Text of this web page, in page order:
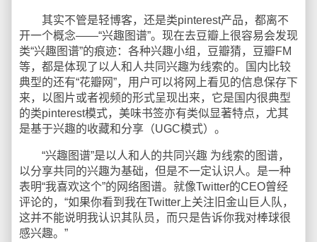
其实不管是轻博客，还是类pinterest产品，都离不
开一个概念——“兴趣图谱”。现在去豆瓣上很容易会发现
类“兴趣图谱”的痕迹：各种兴趣小组，豆瓣猜，豆瓣FM
等，都是体现了以人和人共同兴趣为线索的。国内比较
典型的还有“花瓣网”，用户可以将网上看见的信息保存下
来，以图片或者视频的形式呈现出来，它是国内很典型
的类pinterest模式，美味书签亦有类似显著特点，尤其
是基于兴趣的收藏和分享（UGC模式）。
“兴趣图谱”是以人和人的共同兴趣 为线索的图谱，
以分享共同的兴趣为基础，但是不一定认识人。是一种
表明“我喜欢这个”的网络图谱。就像Twitter的CEO曾经
评论的，“如果你看到我在Twitter上关注旧金山巨人队，
这并不能说明我认识其队员，而只是告诉你我对棒球很
感兴趣。”